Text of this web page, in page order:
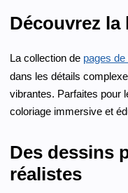
Découvrez la
La collection de pages
dans les détails
vibrantes. Parfaites pour
coloriage immersive et
Des dessins
réalistes